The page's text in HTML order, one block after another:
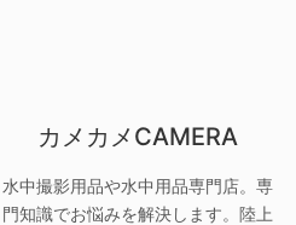
カメカメCAMERA
水中撮影用品や水中用品専門店。専
門知識でお悩みを解決します。陸上